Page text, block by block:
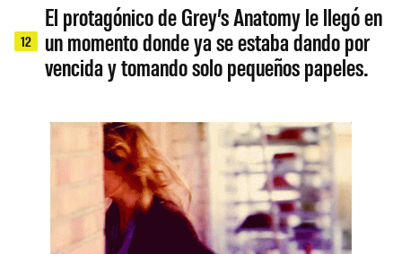
12
El protagónico de Grey’s Anatomy le llegó en
un momento donde ya se estaba dando por
vencida y tomando solo pequeños papeles.